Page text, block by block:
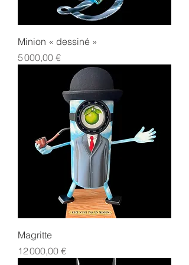
Minion « dessiné »
Prix
5 000,00 €
Magritte
Prix
12 000,00 €